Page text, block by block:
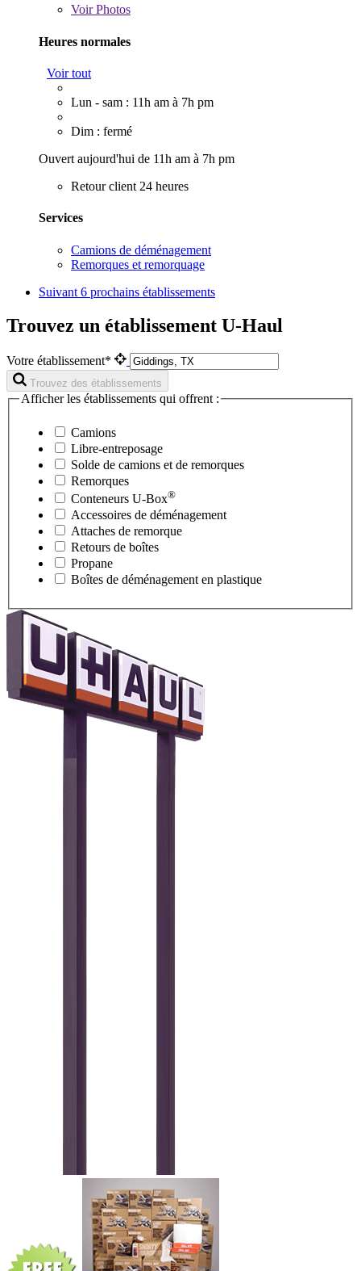
VoirPhotos
Heures normales
Voir tout
Lun - sam : 11h am à 7h pm
Dim : fermé
Ouvert aujourd'hui de 11h am à 7h pm
Retour client 24 heures
Services
Camions de déménagement
Remorques et remorquage
Suivant 6 prochains établissements
Trouvez un établissement U-Haul
Votre établissement*
Trouvez des établissements
Afficher les établissements qui offrent :
Camions
Libre-entreposage
Solde de camions et de remorques
Remorques
Conteneurs U-Box®
Accessoires de déménagement
Attaches de remorque
Retours de boîtes
Propane
Boîtes de déménagement en plastique